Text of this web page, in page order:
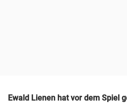
Ewald Lienen hat vor dem Spiel